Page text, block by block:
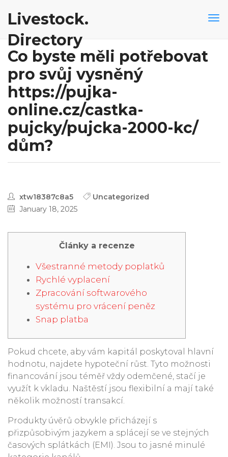
Livestock.
Directory
Co byste měli potřebovat
pro svůj vysněný
https://pujka-
online.cz/castka-
pujcky/pujcka-2000-kc/
dům?
xtw18387c8a5
Uncategorized
January 18, 2025
Články a recenze
Všestranné metody poplatků
Rychlé vyplacení
Zpracování softwarového
systému pro vrácení peněz
Snap platba
Pokud chcete, aby vám kapitál poskytoval hlavní
hodnotu, najdete hypoteční růst. Tyto možnosti
financování jsou téměř vždy odemčené, stačí je
využít k vkladu. Naštěstí jsou flexibilní a mají také
několik možností transakcí.
Produkty úvěrů obvykle přicházejí s
přizpůsobivým jazykem a splácejí se ve stejných
časových splátkách (EMI). Jsou to jasné minulé